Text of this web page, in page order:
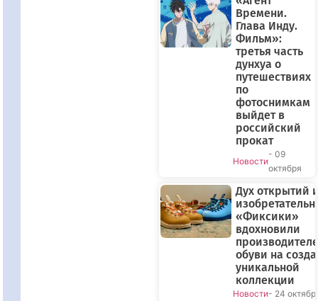
Времени.
Глава Инду.
Фильм»:
третья часть
дунхуа о
путешествиях
по
фотоснимкам
выйдет в
российский
прокат
Новости
- 09
октября
Дух открытий
«Фиксики»
вдохновили
обуви на
уникальной
коллекции
Новости- 24